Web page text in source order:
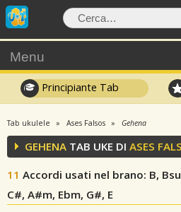
Menu
Principiante Tab
Tab ukulele Ases Falsos Gehena
GEHENA TAB UKE DI ASES
11 Accordi usati nel brano: B,
C#, A#m, Ebm, G#, E